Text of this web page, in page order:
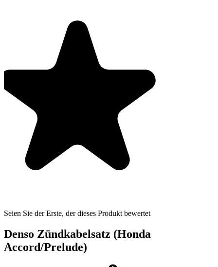
Seien Sie der Erste, der dieses Produkt bewertet
Denso Zündkabelsatz (Honda
Accord/Prelude)